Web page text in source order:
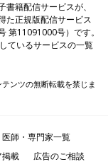
籍配信サービスが、
た正規版配信サービス
第11091000号）です。
ているサービスの一覧
ンツの無断転載を禁じま
医師・専門家一覧
掲載 広告のご相談